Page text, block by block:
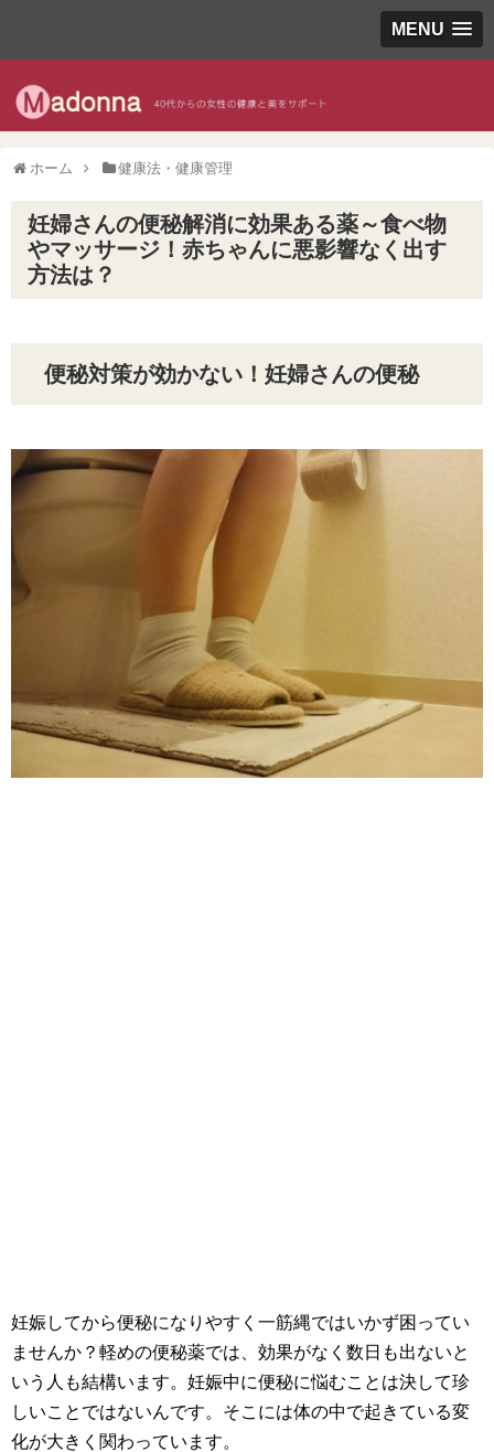
MENU
ホーム 健康法・健康管理
妊婦さんの便秘解消に効果ある薬～食べ物
やマッサージ！赤ちゃんに悪影響なく出す
方法は？
便秘対策が効かない！妊婦さんの便秘
妊娠してから便秘になりやすく一筋縄ではいかず困ってい
ませんか？軽めの便秘薬では、効果がなく数日も出ないと
いう人も結構います。妊娠中に便秘に悩むことは決して珍
しいことではないんです。そこには体の中で起きている変
化が大きく関わっています。